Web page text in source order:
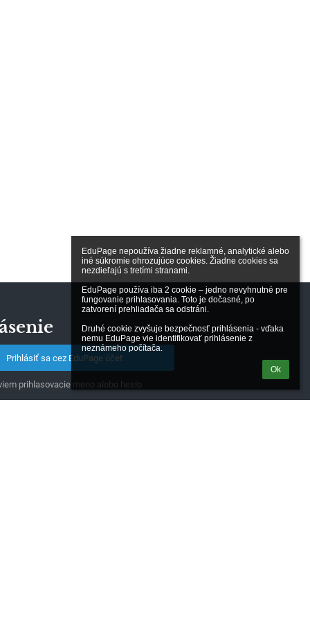
EduPage nepoužíva žiadne reklamné, analytické alebo
iné súkromie ohrozujúce cookies. Žiadne cookies sa
nezdieľajú s tretími stranami.
EduPage používa iba 2 cookie – jedno nevyhnutné pre
fungovanie prihlasovania. Toto je dočasné, po
zatvorení prehliadača sa odstráni.
Druhé cookie zvyšuje bezpečnosť prihlásenia - vďaka
nemu EduPage vie identifikovať prihlásenie z
neznámeho počítača.
Ok
Prihlásiť sa cez EduPage účet
prihlasovacie meno alebo heslo